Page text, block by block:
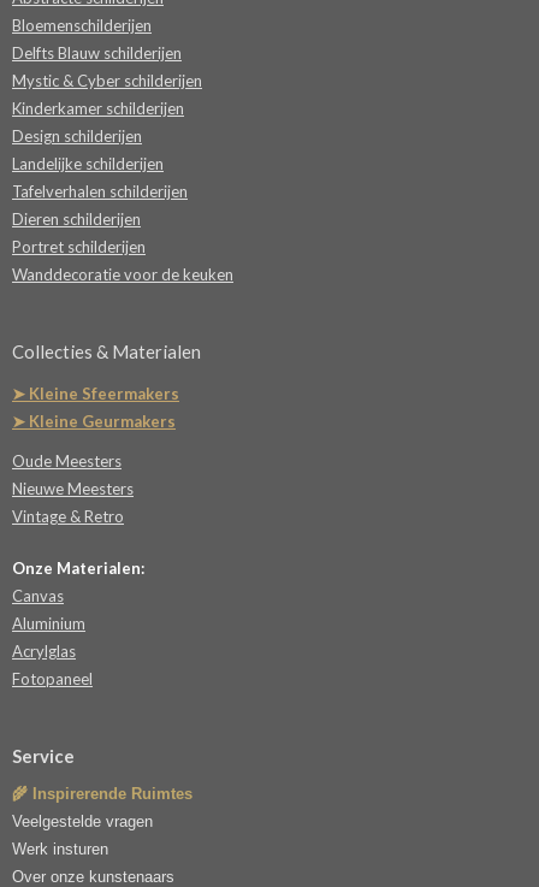
Bloemenschilderijen
Delfts Blauw schilderijen
Mystic & Cyber schilderijen
Kinderkamer schilderijen
Design schilderijen
Landelijke schilderijen
Tafelverhalen schilderijen
Dieren schilderijen
Portret schilderijen
Wanddecoratie voor de keuken
Collecties & Materialen
➤ Kleine Sfeermakers
➤ Kleine Geurmakers
Oude Meesters
Nieuwe Meesters
Vintage & Retro
Onze Materialen:
Canvas
Aluminium
Acrylglas
Fotopaneel
Service
🌾 Inspirerende Ruimtes
Veelgestelde vragen
Werk insturen
Over onze kunstenaars